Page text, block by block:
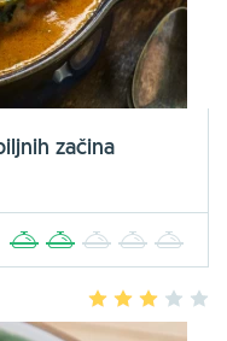
začina
2 3 4
2 3 4